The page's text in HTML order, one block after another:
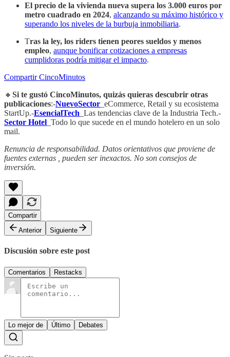
El precio de la vivienda nueva supera los 3.000 euros por
metro cuadrado en 2024, alcanzando su máximo histórico y
superando los niveles de la burbuja inmobiliaria.
Tras la ley, los riders tienen peores sueldos y menos
empleo, aunque bonificar cotizaciones a empresas
cumplidoras podría mitigar el impacto.
Compartir CincoMinutos
🔸 Si te gustó CincoMinutos, quizás quieras descubrir otras
publicaciones:-NuevoSector _eCommerce, Retail y su ecosistema
StartUp.-EsencialTech _Las tendencias clave de la Industria Tech.-
Sector Hotel _Todo lo que sucede en el mundo hotelero en un solo
mail.
Renuncia de responsabilidad. Datos orientativos que proviene de
fuentes externas , pueden ser inexactos. No son consejos de
inversión.
Compartir
Anterior
Siguiente
Discusión sobre este post
Comentarios Restacks
Lo mejor de Último Debates